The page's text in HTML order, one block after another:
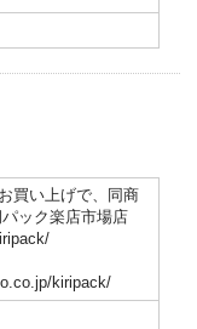
買い上げで、同商
ック楽店市場店
kiripack/